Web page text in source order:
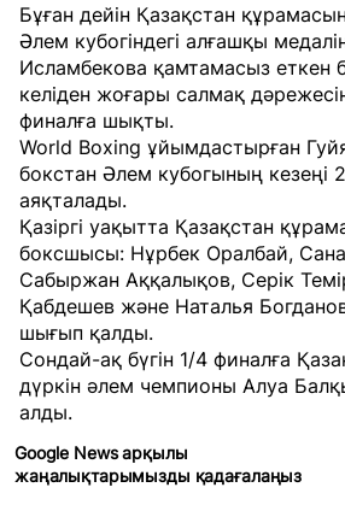
Бұған дейін Қазақстан
Әлем кубогіндегі алғашқы
Исламбекова қамтамасыз еткен
келіден жоғары салмақ
финалға шықты.
World Boxing ұйымдастырған
бокстан Әлем кубогының кезеңі
аяқталады.
Қазіргі уақытта Қазақстан
боксшысы: Нұрбек Оралбай,
Сабыржан Аққалықов, Серік
Қабдешев және Наталья
шығып қалды.
Сондай-ақ бүгін 1/4 финалға
дүркін әлем чемпионы Алуа
алды.
Google News арқылы
жаңалықтарымызды қадағалаңыз